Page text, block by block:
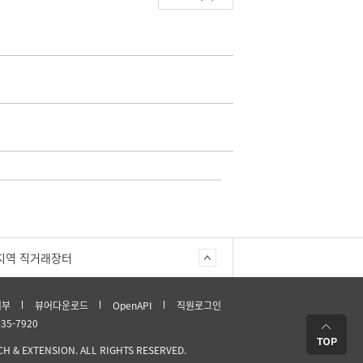
역 직거래장터
뷰어다운로드 OpenAPI
직원로그인
7920
& EXTENSION. ALL RIGHTS RESERVED.